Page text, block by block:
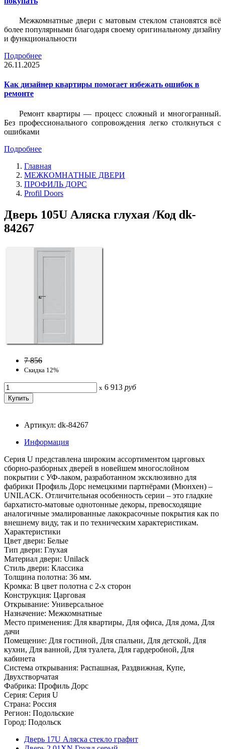
Межкомнатные двери с матовым стеклом становятся всё
более популярными благодаря своему оригинальному дизайну
и функциональности
Подробнее
26.11.2025
Как дизайнер квартиры помогает избежать ошибок в
ремонте
Ремонт квартиры — процесс сложный и многогранный.
Без профессионального сопровождения легко столкнуться с
ошибками
Подробнее
Главная
МЕЖКОМНАТНЫЕ ДВЕРИ
ПРОФИЛЬ ДОРС
Profil Doors
Дверь 105U Аляска глухая /Код dk-
84267
7 856
Скидка 12%
x 6 913 руб
Артикул: dk-84267
Информация
Серия U представлена широким ассортиментом царговых
сборно-разборных дверей в новейшем многослойном
покрытии с УФ-лаком, разработанном эксклюзивно для
фабрики Профиль Дорс немецкими партнёрами (Мюнхен) –
UNILACK. Отличительная особенность серии – это гладкие
бархатисто-матовые однотонные декоры, превосходящие
аналогичные эмалированные лакокрасочные покрытия как по
внешнему виду, так и по техническим характеристикам.
Характеристики
Цвет двери: Белые
Тип двери: Глухая
Материал двери: Unilack
Стиль двери: Классика
Толщина полотна: 36 мм.
Кромка: В цвет полотна с 2-х сторон
Конструкция: Царговая
Открывание: Универсальное
Назначение: Межкомнатные
Место применения: Для квартиры, Для офиса, Для дома, Для
дачи
Помещение: Для гостиной, Для спальни, Для детской, Для
кухни, Для ванной, Для туалета, Для гардеробной, Для
кабинета
Система открывания: Распашная, Раздвижная, Купе,
Двухстворчатая
Фабрика: Профиль Дорс
Серия: Серия U
Страна: Россия
Регион: Подольские
Город: Подольск
Дверь 17U Аляска стекло графит